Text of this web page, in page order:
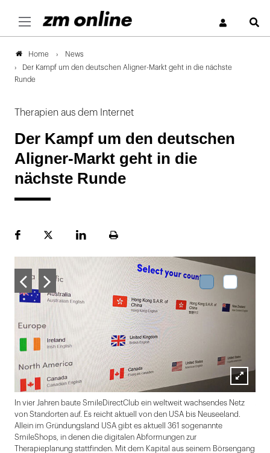
Home
News
Der Kampf um den deutschen Aligner-Markt geht in die nächste
Runde
Therapien aus dem Internet
Der Kampf um den deutschen
Aligner-Markt geht in die
nächste Runde
FacebookPlattformLinekdInSeite
Lightbox
öffnen
In vier Jahren baute SmileDirectClub ein weltweit wachsendes Netz
von Standorten auf. Es reicht aktuell von den USA bis Neuseeland.
Allein im Gründungsland USA gibt es aktuell 361 sogenannte
SmileShops, in denen die digitalen Abformungen zur
Therapieplanung stattfinden. Mit dem Kapital aus seinem Börsengang